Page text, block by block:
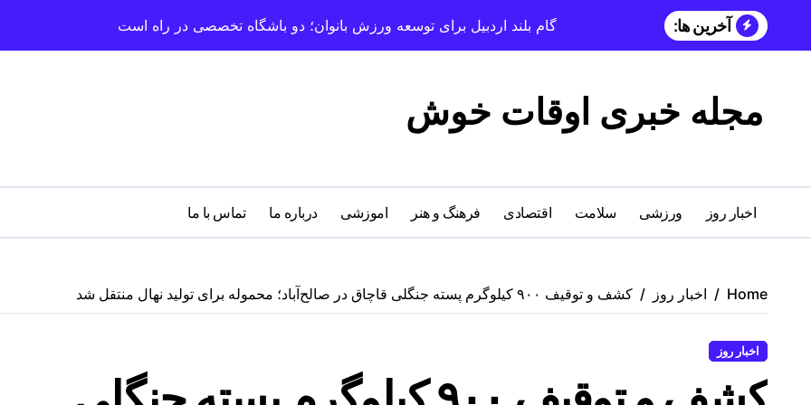
آخرین ها: گام بلند اردبیل برای توسعه ورزش بانوان؛ دو باشگاه تخصصی در راه است
مجله خبری اوقات خوش
اخبار روز ورزشی سلامت اقتصادی فرهنگ و هنر اموزشی درباره‌ ما تماس با ما
Home اخبار روز کشف و توقیف ۹۰۰ کیلوگرم پسته جنگلی قاچاق در صالح‌آباد؛ محموله برای تولید نهال منتقل شد
اخبار روز